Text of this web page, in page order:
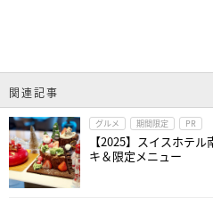
関連記事
グルメ 期間限定 PR
【2025】スイスホテ
キ＆限定メニュー